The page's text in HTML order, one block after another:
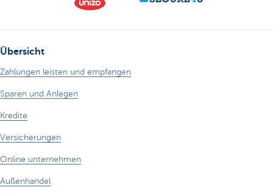
Übersicht
Zahlungen leisten und empfangen
Sparen und Anlegen
Kredite
Versicherungen
Online unternehmen
Außenhandel